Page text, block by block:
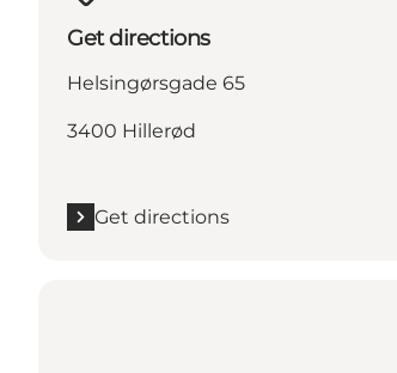
Get directions
Helsingørsgade 65
3400 Hillerød
Get directions